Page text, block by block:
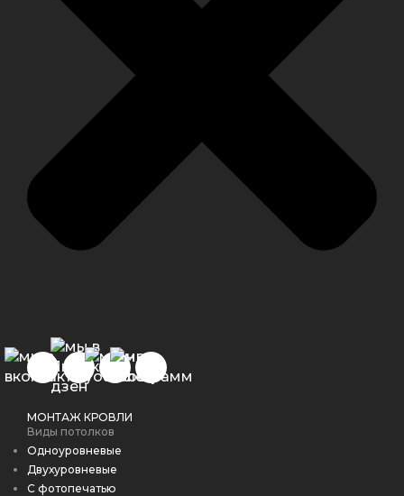
МОНТАЖ КРОВЛИ
Виды потолков
Одноуровневые
Двухуровневые
С фотопечатью